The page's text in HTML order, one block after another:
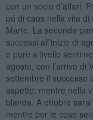
con un socio d’affari.
pó di caos nella vita
Marte. La seconda
successi all’inizio di
e pure a livello
agosto, con l’arrivo di
settembre il successo
aspetto, mentre nella
blanda. A ottobre
mentre per le cose